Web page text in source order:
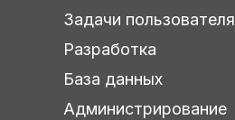
Задачи пользователя
Разработка
База данных
Администрирование